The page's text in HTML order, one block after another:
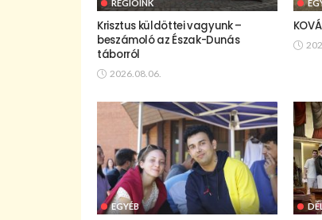
RÉGIÓINK
Krisztus küldöttei vagyunk –
beszámoló az Észak-Dunás
táborról
2026.08.06.
EGYÉB